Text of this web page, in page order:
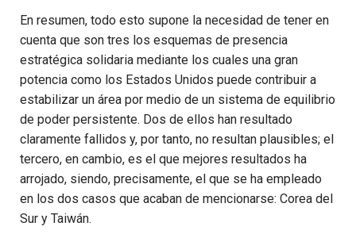
En resumen, todo esto supone la necesidad de tener en
cuenta que son tres los esquemas de presencia
estratégica solidaria mediante los cuales una gran
potencia como los Estados Unidos puede contribuir a
estabilizar un área por medio de un sistema de equilibrio
de poder persistente. Dos de ellos han resultado
claramente fallidos y, por tanto, no resultan plausibles; el
tercero, en cambio, es el que mejores resultados ha
arrojado, siendo, precisamente, el que se ha empleado
en los dos casos que acaban de mencionarse: Corea del
Sur y Taiwán.